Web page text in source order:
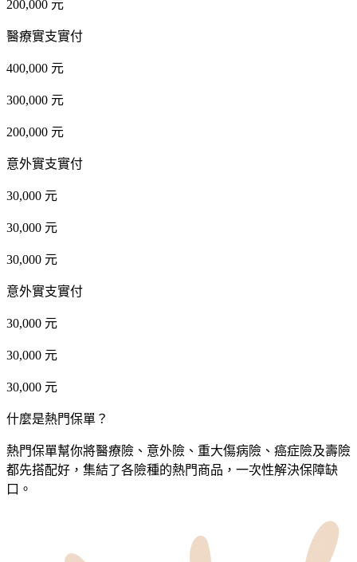
200,000 元
醫療實支實付
400,000 元
300,000 元
200,000 元
意外實支實付
30,000 元
30,000 元
30,000 元
意外實支實付
30,000 元
30,000 元
30,000 元
什麼是熱門保單？
熱門保單幫你將醫療險、意外險、重大傷病險、癌症險及壽險
都先搭配好，集結了各險種的熱門商品，一次性解決保障缺
口。